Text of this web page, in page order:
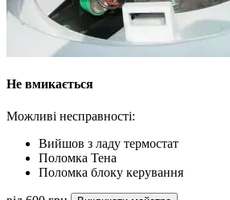
Не вмикається
Можливі несправності:
Вийшов з ладу термостат
Поломка Тена
Поломка блоку керування